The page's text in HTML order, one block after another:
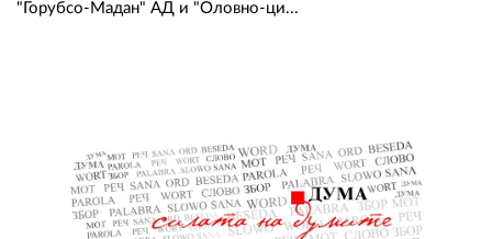
"Горубсо-Мадан" АД и "Оловно-ци...